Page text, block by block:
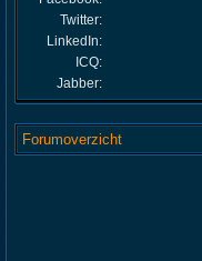
Twitter:
LinkedIn:
ICQ:
Jabber:
Forumoverzicht